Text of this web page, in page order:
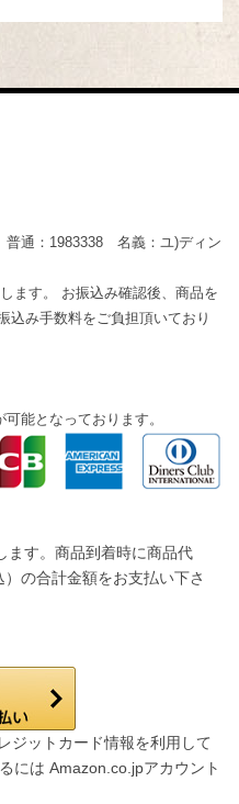
通：1983338 名義：ユ)ディン
ます。 お振込み確認後、商品を
込み手数料をご負担頂いており
能となっております。
ます。商品到着時に商品代
の合計金額をお支払い下さ
ジットカード情報を利用して
には Amazon.co.jpアカウント